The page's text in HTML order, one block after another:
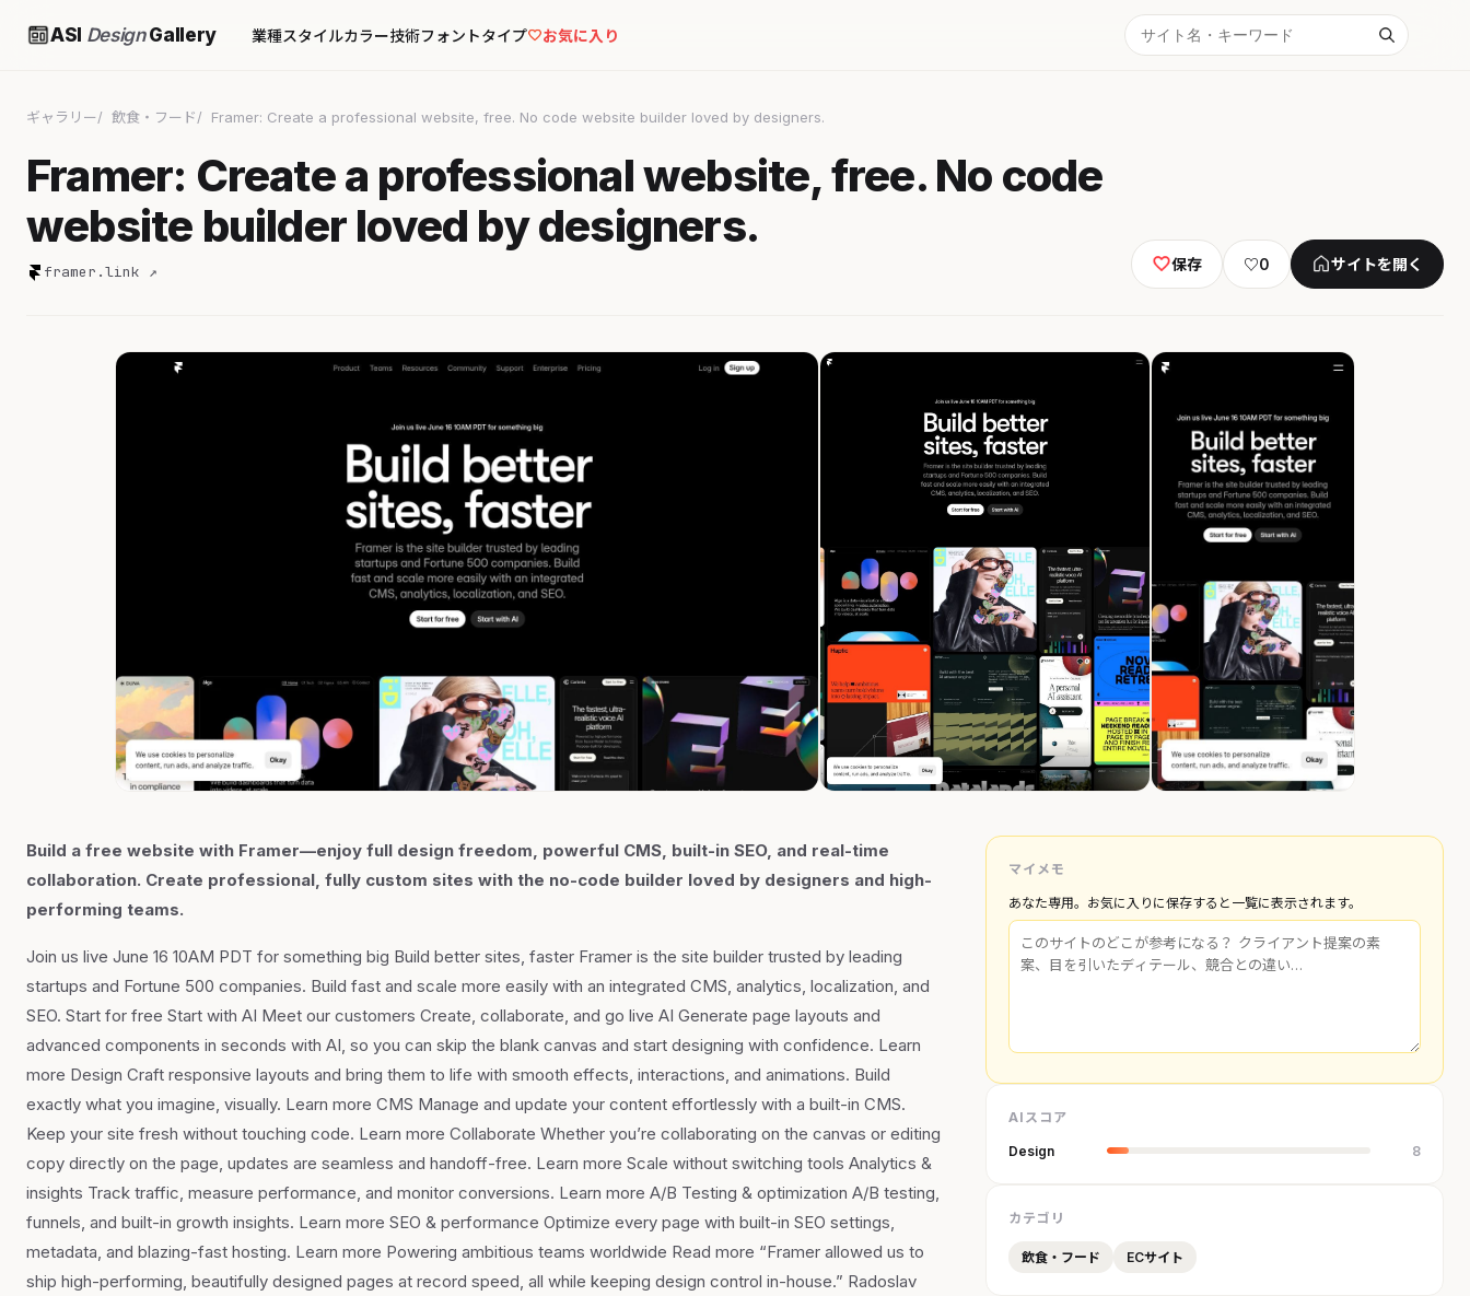
ASI DesignGallery 業種スタイルカラー技術フォントタイプ お気に入り
ギャラリー 飲食・フード Framer: Create a professional website, free. No code website builder loved by designers.
Framer: Create a professional website, free. No code
website builder loved by designers.
framer.link ↗ 保存 ♡0 サイトを開く
Build a free website with Framer—enjoy full design freedom, powerful CMS, built-in SEO, and real-time
collaboration. Create professional, fully custom sites with the no-code builder loved by designers and high-
performing teams.
Join us live June 16 10AM PDT for something big Build better sites, faster Framer is the site builder trusted by leading
startups and Fortune 500 companies. Build fast and scale more easily with an integrated CMS, analytics, localization, and
SEO. Start for free Start with AI Meet our customers Create, collaborate, and go live AI Generate page layouts and
advanced components in seconds with AI, so you can skip the blank canvas and start designing with confidence. Learn
more Design Craft responsive layouts and bring them to life with smooth effects, interactions, and animations. Build
exactly what you imagine, visually. Learn more CMS Manage and update your content effortlessly with a built-in CMS.
Keep your site fresh without touching code. Learn more Collaborate Whether you’re collaborating on the canvas or editing
copy directly on the page, updates are seamless and handoff-free. Learn more Scale without switching tools Analytics &
insights Track traffic, measure performance, and monitor conversions. Learn more A/B Testing & optimization A/B testing,
funnels, and built-in growth insights. Learn more SEO & performance Optimize every page with built-in SEO settings,
metadata, and blazing-fast hosting. Learn more Powering ambitious teams worldwide Read more “Framer allowed us to
ship high-performing, beautifully designed pages at record speed, all while keeping design control in-house.” Radoslav
マイメモ
あなた専用。お気に入りに保存すると一覧に表示されます。
AIスコア
Design 8
カテゴリ
飲食・フード ECサイト